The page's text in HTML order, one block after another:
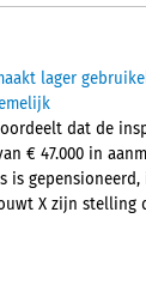
lager
dat de
€ 47.000 in
is
X zijn stelling